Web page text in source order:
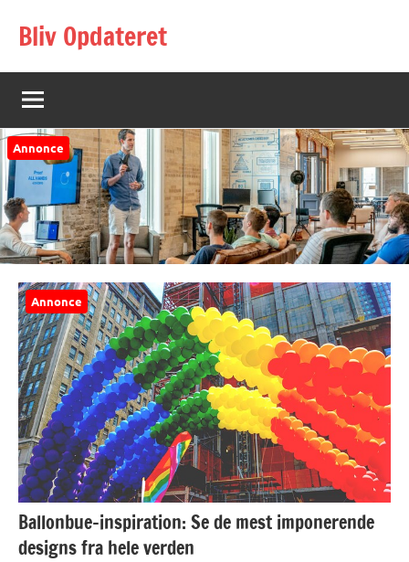
Bliv Opdateret
Annonce
Annonce
Ballonbue-inspiration: Se de mest imponerende
designs fra hele verden